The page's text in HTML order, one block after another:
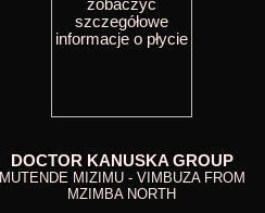
DOCTOR KANUSKA GROUP
MUTENDE MIZIMU - VIMBUZA FROM
MZIMBA NORTH